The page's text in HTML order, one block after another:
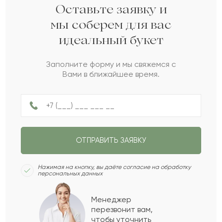
2022-03-24
Мечислав
2022-01-05
Ираида
Архип
Д Данила
Даша
Показать еще
Оставьте заявку и
мы соберем для вас
идеальный букет
Заполните форму и мы свяжемся с
Вами в ближайшее время.
ОТПРАВИТЬ ЗАЯВКУ
Нажимая на кнопку, вы даёте согласие на обработку
персональных данных
Менеджер
перезвонит вам,
чтобы уточнить